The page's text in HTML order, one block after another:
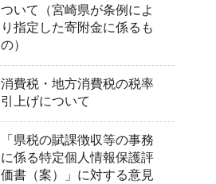
ついて（宮崎県が条例によ
り指定した寄附金に係るも
の）
消費税・地方消費税の税率
引上げについて
「県税の賦課徴収等の事務
に係る特定個人情報保護評
価書（案）」に対する意見